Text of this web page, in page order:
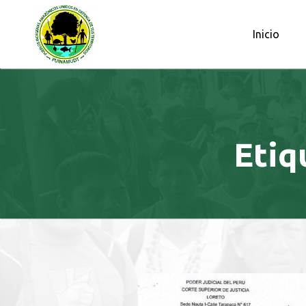
OBSERVATORIO PETROLERO DE
Inicio